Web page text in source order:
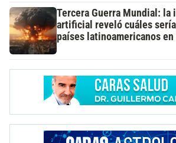
Tercera Guerra Mundial:
artificial reveló cuáles
países latinoamericanos